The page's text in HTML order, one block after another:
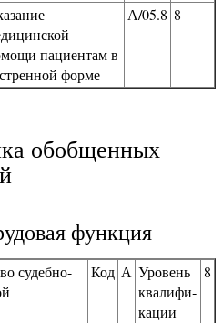
пациентам в
форме
А/05.8 8
обобщенных
функция
судебно-
Код А Уровень
квалифи­
кации
8